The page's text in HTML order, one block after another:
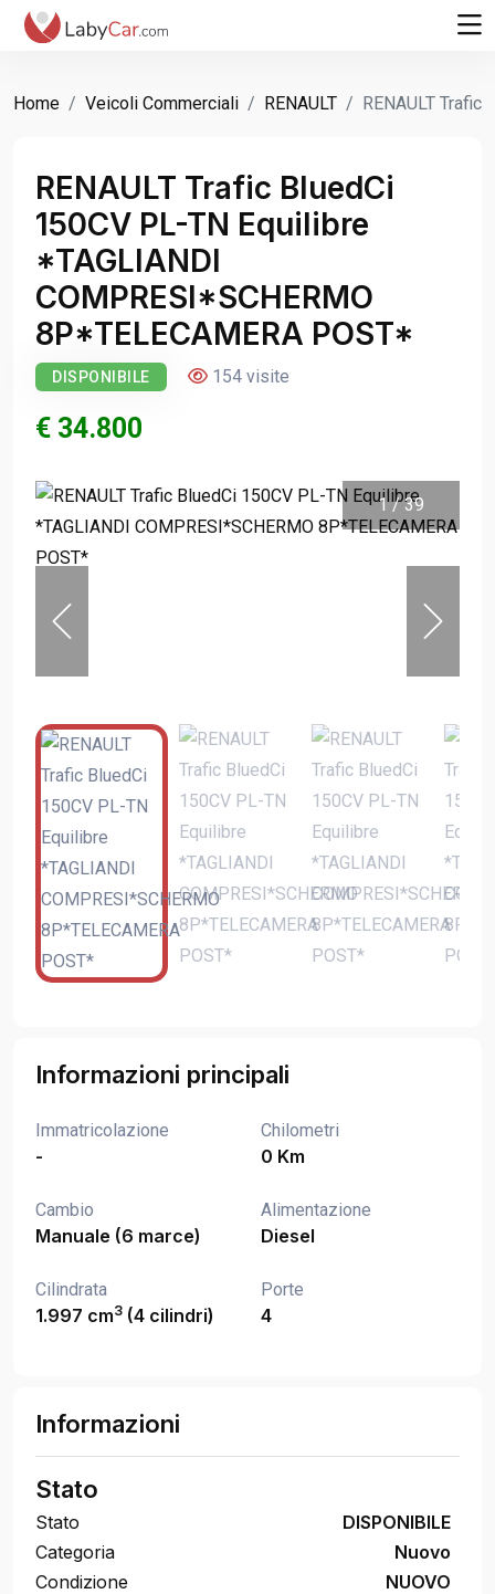
Home Veicoli Commerciali RENAULT RENAULT Trafic
RENAULT Trafic BluedCi
150CV PL-TN Equilibre
*TAGLIANDI
COMPRESI*SCHERMO
8P*TELECAMERA POST*
DISPONIBILE 154 visite
€ 34.800
1 /39
Informazioni principali
Immatricolazione
-
Chilometri
0 Km
Cambio
Manuale (6 marce)
Alimentazione
Diesel
Cilindrata
1.997 cm3 (4 cilindri)
Porte
4
Informazioni
Stato
Stato
DISPONIBILE
Categoria
Nuovo
Condizione
NUOVO